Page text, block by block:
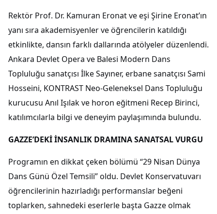
Rektör Prof. Dr. Kamuran Eronat ve eşi Şirine Eronat’ın
yanı sıra akademisyenler ve öğrencilerin katıldığı
etkinlikte, dansın farklı dallarında atölyeler düzenlendi.
Ankara Devlet Opera ve Balesi Modern Dans
Topluluğu sanatçısı İlke Sayıner, erbane sanatçısı Sami
Hosseini, KONTRAST Neo-Geleneksel Dans Topluluğu
kurucusu Anıl Işılak ve horon eğitmeni Recep Birinci,
katılımcılarla bilgi ve deneyim paylaşımında bulundu.
GAZZE’DEKİ İNSANLIK DRAMINA SANATSAL VURGU
Programın en dikkat çeken bölümü “29 Nisan Dünya
Dans Günü Özel Temsili” oldu. Devlet Konservatuvarı
öğrencilerinin hazırladığı performanslar beğeni
toplarken, sahnedeki eserlerle başta Gazze olmak